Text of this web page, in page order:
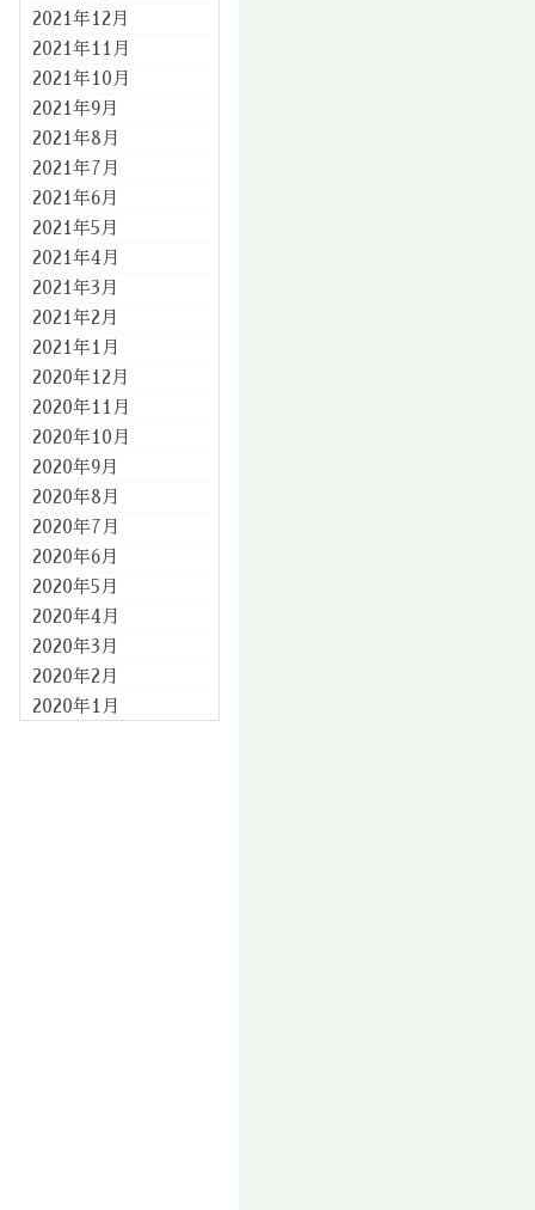
2021年12月
2021年11月
2021年10月
2021年9月
2021年8月
2021年7月
2021年6月
2021年5月
2021年4月
2021年3月
2021年2月
2021年1月
2020年12月
2020年11月
2020年10月
2020年9月
2020年8月
2020年7月
2020年6月
2020年5月
2020年4月
2020年3月
2020年2月
2020年1月